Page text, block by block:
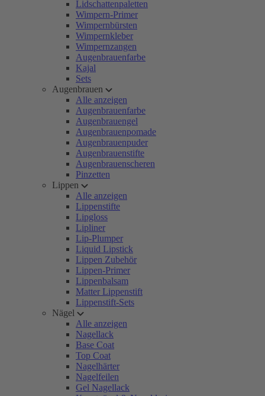
Lidschattenpaletten
Wimpern-Primer
Wimpernbürsten
Wimpernkleber
Wimpernzangen
Augenbrauenfarbe
Kajal
Sets
Augenbrauen
Alle anzeigen
Augenbrauenfarbe
Augenbrauengel
Augenbrauenpomade
Augenbrauenpuder
Augenbrauenstifte
Augenbrauenscheren
Pinzetten
Lippen
Alle anzeigen
Lippenstifte
Lipgloss
Lipliner
Lip-Plumper
Liquid Lipstick
Lippen Zubehör
Lippen-Primer
Lippenbalsam
Matter Lippenstift
Lippenstift-Sets
Nägel
Alle anzeigen
Nagellack
Base Coat
Top Coat
Nagelhärter
Nagelfeilen
Gel Nagellack